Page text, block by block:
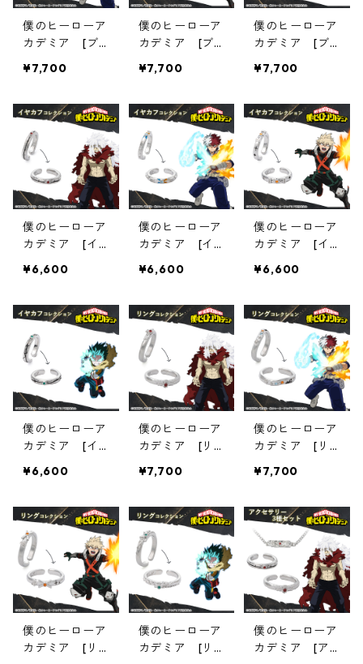
僕のヒーローア
カデミア [ブ
5轟焦凍
¥7,700
僕のヒーローア
カデミア [ブ
4爆豪勝己
¥7,700
僕のヒーローア
カデミア [ブ
3緑谷出久
¥7,700
僕のヒーローア
カデミア [イ
柄木弔
¥6,600
僕のヒーローア
カデミア [イ
¥6,600
僕のヒーローア
カデミア [イ
豪勝己
¥6,600
僕のヒーローア
カデミア [イ
谷出久
¥6,600
僕のヒーローア
カデミア [リ
木弔
¥7,700
僕のヒーローア
カデミア [リ
凍
¥7,700
僕のヒーローア
カデミア [リ
僕のヒーローア
カデミア [リ
僕のヒーローア
カデミア [ア